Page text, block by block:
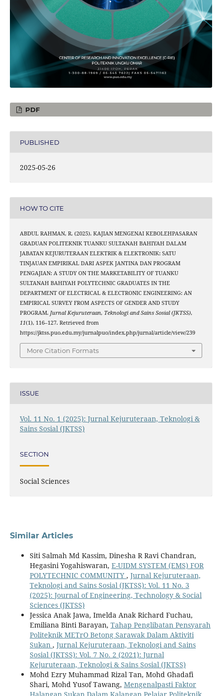
PDF
PUBLISHED
2025-05-26
HOW TO CITE
ABDUL RAHMAN, R. (2025). KAJIAN MENGENAI KEBOLEHPASARAN
GRADUAN POLITEKNIK TUANKU SULTANAH BAHIYAH DALAM
JABATAN KEJURUTERAAN ELEKTRIK & ELEKTRONIK: SATU
TINJAUAN EMPIRIKAL DARI ASPEK JANTINA DAN PROGRAM
PENGAJIAN: A STUDY ON THE MARKETABILITY OF TUANKU
SULTANAH BAHIYAH POLYTECHNIC GRADUATES IN THE
DEPARTMENT OF ELECTRICAL & ELECTRONIC ENGINEERING: AN
EMPIRICAL SURVEY FROM ASPECTS OF GENDER AND STUDY
PROGRAM. Jurnal Kejuruteraan, Teknologi and Sains Sosial (JKTSS),
11(1), 116–127. Retrieved from
https://jktss.puo.edu.my/jurnalpuo/index.php/jurnal/article/view/239
More Citation Formats
ISSUE
Vol. 11 No. 1 (2025): Jurnal Kejuruteraan, Teknologi &
Sains Sosial (JKTSS)
SECTION
Social Sciences
Similar Articles
Siti Salmah Md Kassim, Dinesha R Ravi Chandran,
Hegasini Yogahiswaran, E-UIDM SYSTEM (EMS) FOR
POLYTECHNIC COMMUNITY , Jurnal Kejuruteraan,
Teknologi and Sains Sosial (JKTSS): Vol. 11 No. 3
(2025): Journal of Engineering, Technology & Social
Sciences (JKTSS)
Jessica Anak Jawa, Imelda Anak Richard Fuchau,
Emiliana Binti Barayan, Tahap Penglibatan Pensyarah
Politeknik METrO Betong Sarawak Dalam Aktiviti
Sukan , Jurnal Kejuruteraan, Teknologi and Sains
Sosial (JKTSS): Vol. 7 No. 2 (2021): Jurnal
Kejuruteraan, Teknologi & Sains Sosial (JKTSS)
Mohd Ezry Muhammad Rizal Tan, Mohd Ghadafi
Shari, Mohd Yusof Tawang, Mengenalpasti Faktor